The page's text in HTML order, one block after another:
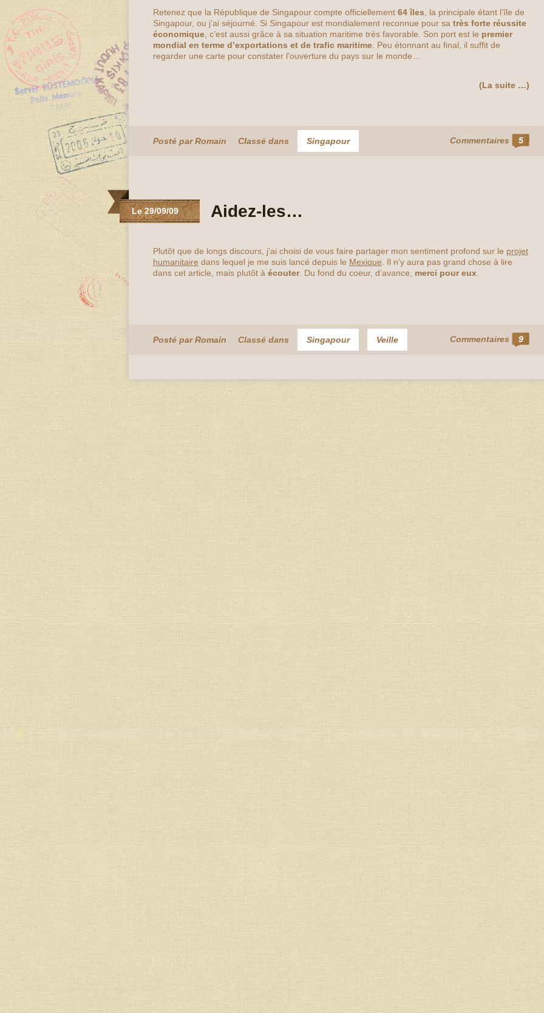
Retenez que la République de Singapour compte officiellement 64 îles , la principale étant l’île de
Singapour, ou j’ai séjourné. Si Singapour est mondialement reconnue pour sa très forte réussite
économique , c’est aussi grâce à sa situation maritime très favorable. Son port est le premier
mondial en terme d’exportations et de trafic maritime . Peu étonnant au final, il suffit de
regarder une carte pour constater l’ouverture du pays sur le monde…
(La suite …)
Posté par Romain Classé dans Singapour Commentaires 5
Le 29/09/09 Aidez-les…
Plutôt que de longs discours, j’ai choisi de vous faire partager mon sentiment profond sur le projet
humanitaire dans lequel je me suis lancé depuis le Mexique . Il n’y aura pas grand chose à lire
dans cet article, mais plutôt à écouter. Du fond du coeur, d’avance, merci pour eux
Posté par Romain Classé dans Singapour Veille Commentaires 9